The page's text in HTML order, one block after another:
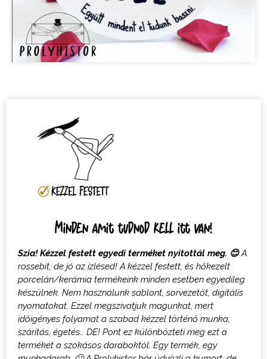
Minden amit tudnod kell itt van!
Szia! Kézzel festett egyedi terméket nyitottál meg. 😊A
rossebit, de jó az ízlésed! A kézzel festett, és hőkezelt
porcelán/kerámia termékeink minden esetben egyedileg
készülnek. Nem használunk sablont, sorvezetőt, digitális
nyomatokat. Ezzel megszivatjuk magunkat, mert
időigényes folyamat a szabad kézzel történő munka,
szárítás, égetés… DE! Pont ez különbözteti meg ezt a
terméket a szokásos daraboktól. Egy termék, egy